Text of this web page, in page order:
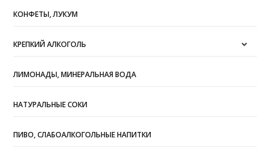
КОНФЕТЫ, ЛУКУМ
КРЕПКИЙ АЛКОГОЛЬ
ЛИМОНАДЫ, МИНЕРАЛЬНАЯ ВОДА
НАТУРАЛЬНЫЕ СОКИ
ПИВО, СЛАБОАЛКОГОЛЬНЫЕ НАПИТКИ